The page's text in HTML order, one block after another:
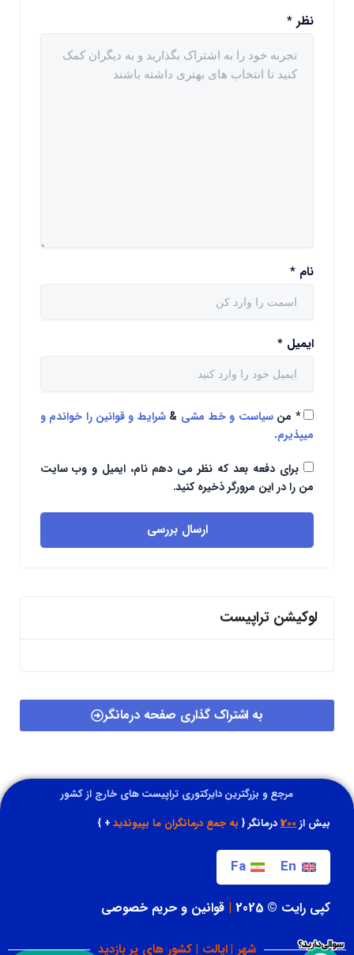
نظر *
نام *
ایمیل *
* منسیاست و خط مشی &شرایط و قوانین را خواندم و
میپذیرم.
برای دفعه بعد که نظر می دهم نام، ایمیل و وب سایت
من را در این مرورگر ذخیره کنید.
ارسال بررسی
لوکیشن تراپیست
به اشتراک گذاری صفحه درمانگر
مرجع و بزرگترین دایرکتوری تراپیست های خارج از کشور
بیش از1200درمانگر { به جمع درمانگران ما بپیوندید+ }
En
Fa
کپی رایت © 2025 | قوانین و حریم خصوصی
شهر | ایالت | کشور های پر بازدید